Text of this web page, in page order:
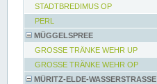
STADTBREDIMUS OP
PERL
MÜGGELSPREE
GROSSE TRÄNKE WEHR UP
GROSSE TRÄNKE WEHR OP
MÜRITZ-ELDE-WASSERSTRASSE